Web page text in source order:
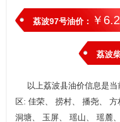
荔波97号油价： ￥
荔波
以上荔波县油价信息是
区: 佳荣、 捞村、 播尧、 方
洞塘、 玉屏、 瑶山、 瑶麓